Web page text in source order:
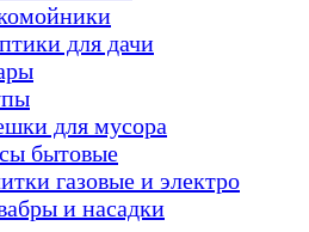
для дачи
для мусора
бытовые
газовые и электро
и насадки